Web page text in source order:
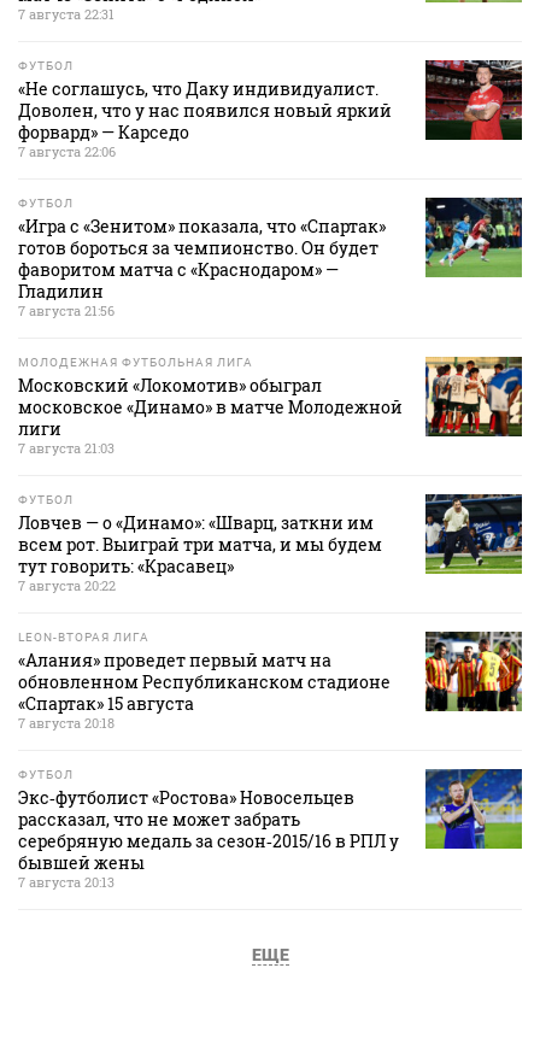
7 августа 22:31
ФУТБОЛ
«Не соглашусь, что Даку индивидуалист.
Доволен, что у нас появился новый яркий
форвард» — Карседо
7 августа 22:06
ФУТБОЛ
«Игра с «Зенитом» показала, что «Спартак»
готов бороться за чемпионство. Он будет
фаворитом матча с «Краснодаром» —
Гладилин
7 августа 21:56
МОЛОДЕЖНАЯ ФУТБОЛЬНАЯ ЛИГА
Московский «Локомотив» обыграл
московское «Динамо» в матче Молодежной
лиги
7 августа 21:03
ФУТБОЛ
Ловчев — о «Динамо»: «Шварц, заткни им
всем рот. Выиграй три матча, и мы будем
тут говорить: «Красавец»
7 августа 20:22
LEON-ВТОРАЯ ЛИГА
«Алания» проведет первый матч на
обновленном Республиканском стадионе
«Спартак» 15 августа
7 августа 20:18
ФУТБОЛ
Экс‑футболист «Ростова» Новосельцев
рассказал, что не может забрать
серебряную медаль за сезон‑2015/16 в РПЛ у
бывшей жены
7 августа 20:13
ЕЩЕ